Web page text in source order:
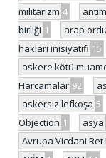
militarizm 4
birliği 1 arap
hakları inisiyatifi 15
askere kötü
Harcamalar 92
askersiz lefkoşa 5
Objection 1 asya
Avrupa Vicdani Ret